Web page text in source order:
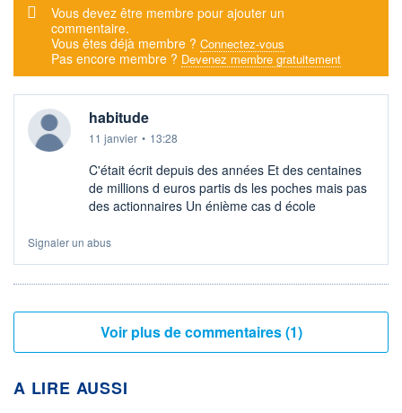
Message d'alerte
Vous devez être membre pour ajouter un
commentaire.
Vous êtes déjà membre ? Connectez-vous
Pas encore membre ? Devenez membre gratuitement
habitude
11 janvier • 13:28
C'était écrit depuis des années Et des centaines
de millions d euros partis ds les poches mais pas
des actionnaires Un énième cas d école
Signaler un abus
Voir plus de commentaires (1)
A LIRE AUSSI